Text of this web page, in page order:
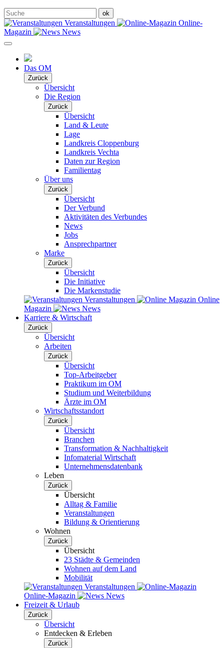
Veranstaltungen
Online-
Magazin
News
Das OM
Zurück
Übersicht
Die Region
Zurück
Übersicht
Land & Leute
Lage
Landkreis Cloppenburg
Landkreis Vechta
Daten zur Region
Familientag
Über uns
Zurück
Übersicht
Der Verbund
Aktivitäten des Verbundes
News
Jobs
Ansprechpartner
Marke
Zurück
Übersicht
Die Initiative
Die Markenstudie
Veranstaltungen
Online
Magazin
News
Karriere & Wirtschaft
Zurück
Übersicht
Arbeiten
Zurück
Übersicht
Top-Arbeitgeber
Praktikum im OM
Studium und Weiterbildung
Ärzte im OM
Wirtschaftsstandort
Zurück
Übersicht
Branchen
Transformation & Nachhaltigkeit
Infomaterial Wirtschaft
Unternehmensdatenbank
Leben
Zurück
Übersicht
Alltag & Familie
Veranstaltungen
Bildung & Orientierung
Wohnen
Zurück
Übersicht
23 Städte & Gemeinden
Wohnen auf dem Land
Mobilität
Veranstaltungen
Online-Magazin
News
Freizeit & Urlaub
Zurück
Übersicht
Entdecken & Erleben
Zurück